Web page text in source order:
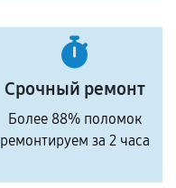
Срочный ремонт
Более 88% поломок
ремонтируем за 2 часа